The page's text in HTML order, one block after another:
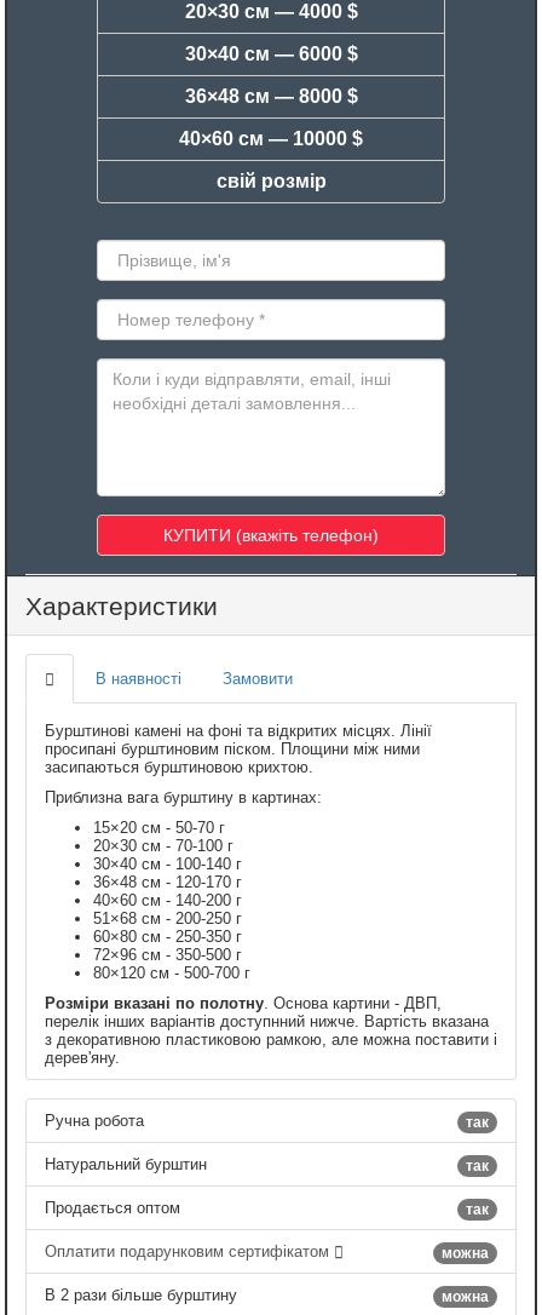
20×30 см — 4000 $
30×40 см — 6000 $
36×48 см — 8000 $
40×60 см — 10000 $
свій розмір
Характеристики
В наявності Замовити
Бурштинові камені на фоні та відкритих місцях. Лінії
просипані бурштиновим піском. Площини між ними
засипаються бурштиновою крихтою.
Приблизна вага бурштину в картинах:
15×20 см - 50-70 г
20×30 см - 70-100 г
30×40 см - 100-140 г
36×48 см - 120-170 г
40×60 см - 140-200 г
51×68 см - 200-250 г
60×80 см - 250-350 г
72×96 см - 350-500 г
80×120 см - 500-700 г
Розміри вказані по полотну. Основа картини - ДВП,
перелік інших варіантів доступнний нижче. Вартість вказана
з декоративною пластиковою рамкою, але можна поставити і
дерев'яну.
так
Ручна робота
так
Натуральний бурштин
так
Продається оптом
можна
Оплатити подарунковим сертифікатом
можна
В 2 рази більше бурштину